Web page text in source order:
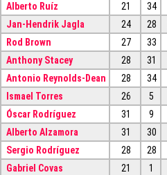
Alberto Ruíz
21 34
Jan-Hendrik Jagla
24 28
Rod Brown
27 33
Anthony Stacey
28 31
Antonio Reynolds-Dean
28 34
Ismael Torres
26 5
Óscar Rodríguez
31 9
Alberto Alzamora
31 30
Sergio Rodríguez
28 28
Gabriel Covas
21 1